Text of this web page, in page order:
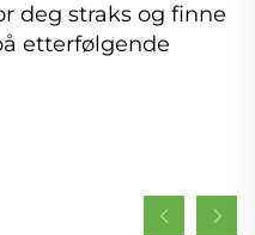
deg straks og finne
etterfølgende